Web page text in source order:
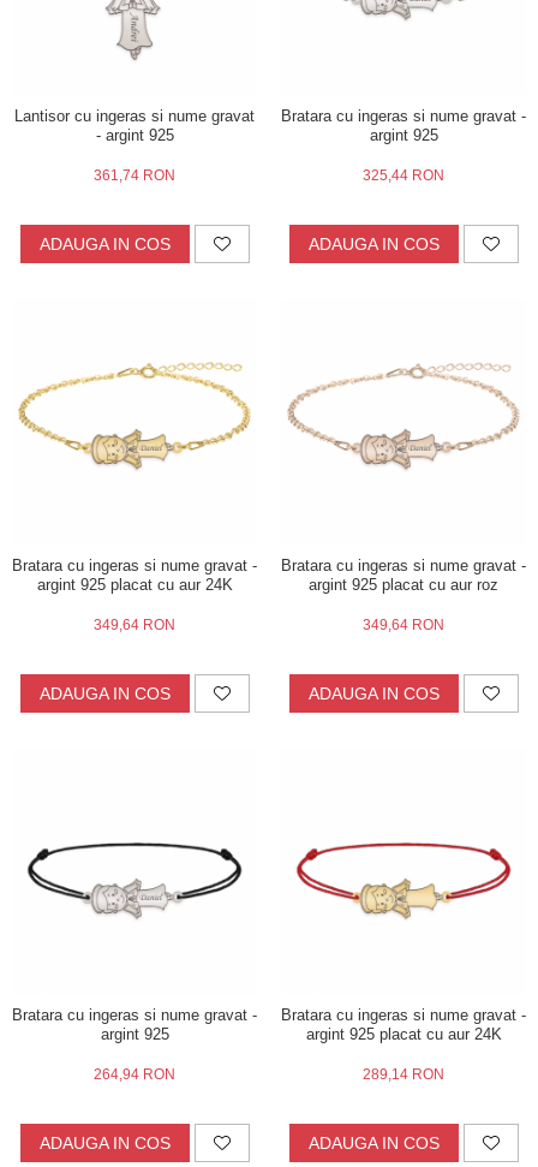
Lantisor cu ingeras si nume gravat
- argint 925
361,74 RON
ADAUGA IN COS
Bratara cu ingeras si nume gravat -
argint 925
325,44 RON
ADAUGA IN COS
Bratara cu ingeras si nume gravat -
argint 925 placat cu aur 24K
349,64 RON
ADAUGA IN COS
Bratara cu ingeras si nume gravat -
argint 925 placat cu aur roz
349,64 RON
ADAUGA IN COS
Bratara cu ingeras si nume gravat -
argint 925
264,94 RON
ADAUGA IN COS
Bratara cu ingeras si nume gravat -
argint 925 placat cu aur 24K
289,14 RON
ADAUGA IN COS